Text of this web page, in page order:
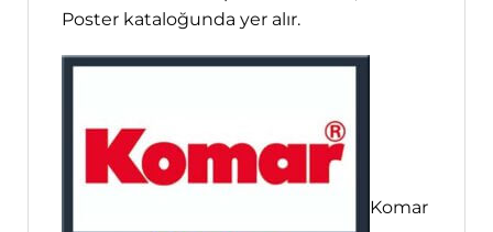
Poster kataloğunda yer alır.
Komar